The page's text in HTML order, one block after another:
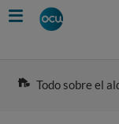
Skip
to
Todo sobre el